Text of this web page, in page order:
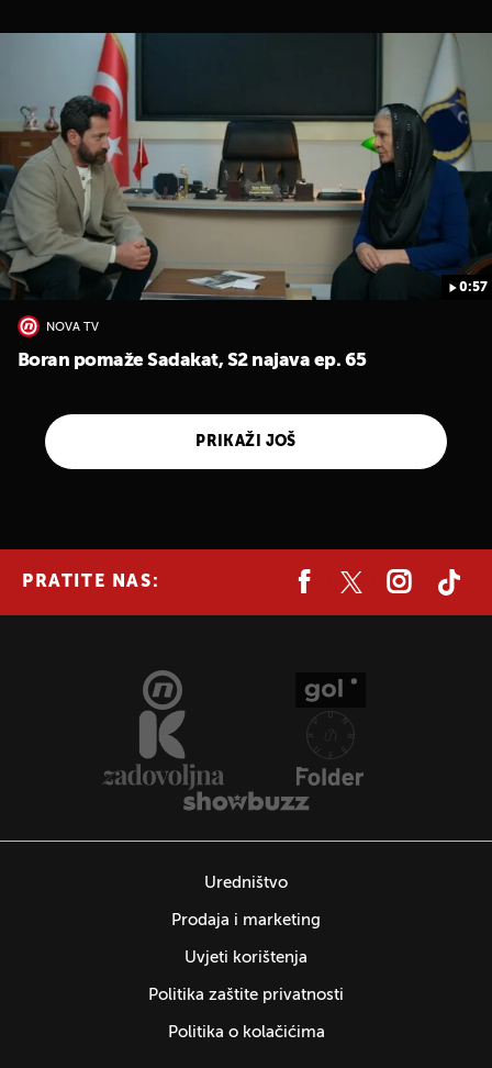
0:57
NOVA TV
Boran pomaže Sadakat, S2 najava ep. 65
PRIKAŽI JOŠ
PRATITE NAS:
Uredništvo
Prodaja i marketing
Uvjeti korištenja
Politika zaštite privatnosti
Politika o kolačićima